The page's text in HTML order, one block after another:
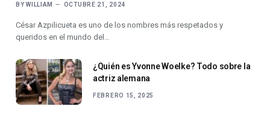
BY WILLIAM OCTUBRE 21, 2024
César Azpilicueta es uno de los nombres más respetados y
queridos en el mundo del…
¿Quién es Yvonne Woelke? Todo sobre la
actriz alemana
FEBRERO 15, 2025